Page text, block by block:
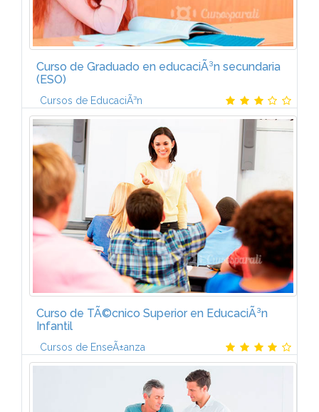
Curso de Graduado en educaciÃ³n secundaria
(ESO)
Cursos de EducaciÃ³n
Â· Ãmbito de ComunicaciÃ³n: Lengua espaÃ±ola y
extranjera y Literatura.Â· Ãmbito Social: Historia,
GeografÃ­a, Historia del Arte, EducaciÃ³n para la
CiudadanÃ­a.Â· Ãmbito...
Curso de TÃ©cnico Superior en EducaciÃ³n
Infantil
Cursos de EnseÃ±anza
Contenido temÃ¡ticoT. 1: DidÃ¡ctica de la EducaciÃ³n
InfantilT. 2: AutonomÃ­a personal y SaludT. 3: El juego
infantil y su metodologÃ­aT. 4: ExpresiÃ³n y